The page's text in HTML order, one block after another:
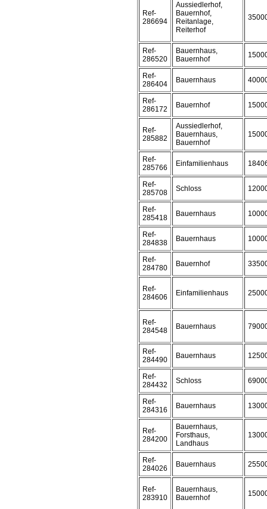
Ref-
286694
Aussiedlerhof,
Bauernhof,
Reitanlage,
Reiterhof
Ref-
286520
Bauernhaus,
Bauernhof
Ref-
286404
Bauernhaus
Ref-
286172
Bauernhof
Ref-
285882
Aussiedlerhof,
Bauernhaus,
Bauernhof
Ref-
285766
Einfamilienhaus
Ref-
285708
Schloss
Ref-
285418
Bauernhaus
Ref-
284838
Bauernhaus
Ref-
284780
Bauernhof
Ref-
284606
Einfamilienhaus
Ref-
284548
Bauernhaus
Ref-
284490
Bauernhaus
Ref-
284432
Schloss
Ref-
284316
Bauernhaus
Ref-
284200
Bauernhaus,
Forsthaus,
Landhaus
Ref-
284026
Bauernhaus
Ref-
283910
Bauernhaus,
Bauernhof